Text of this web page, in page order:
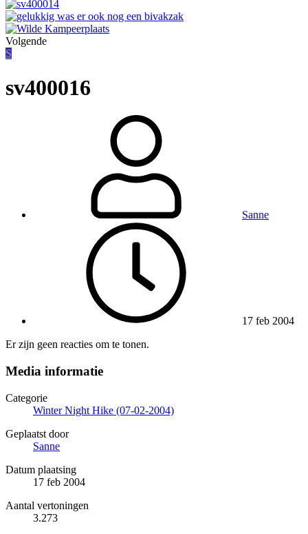
Volgende
S
sv400016
Sanne
17 feb 2004
Er zijn geen reacties om te tonen.
Media informatie
Categorie
Winter Night Hike (07-02-2004)
Geplaatst door
Sanne
Datum plaatsing
17 feb 2004
Aantal vertoningen
3.273